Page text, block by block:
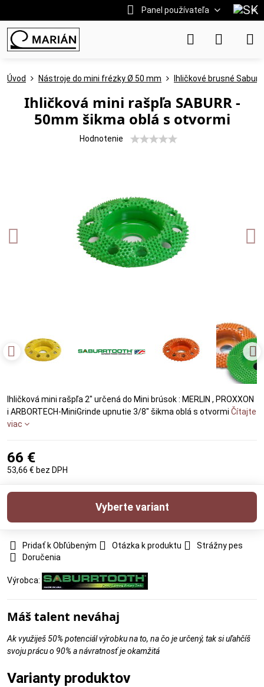
Panel používateľa
Úvod Nástroje do mini frézky Ø 50 mm Ihličkové brusné
Ihličková mini rašpľa SABURR -
50mm šikma oblá s otvormi
Hodnotenie
Ihličková mini rašpľa 2" určená do Mini brúsok : MERLIN , PROXXON
i ARBORTECH-MiniGrinde upnutie 3/8" šikma oblá s otvormi Čítajte
viac
66 €
53,66 € bez DPH
Vyberte variant
Pridať k Obľúbeným Otázka k produktu
Strážny pes
Doručenia
Výrobca:
Máš talent neváhaj
Ak využiješ 50% potenciál výrobku na to, na čo je určený, tak si uľahčíš
svoju prácu o 90% a návratnosť je okamžitá
Varianty produktov